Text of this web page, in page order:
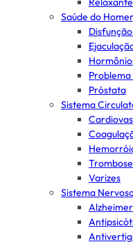
Saúde do
Próstata
Sistema
Trombose
Varizes
Sistema
Alzheimer